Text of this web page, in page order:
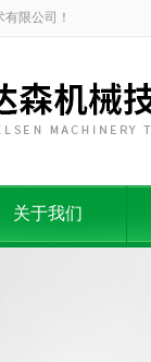
限公司！
关于我们